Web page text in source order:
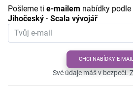
Pošleme ti e-mailem nabídky
Jihočeský · Scala vývojář
CHCI NABÍDKY E-
Své údaje máš v bezpečí.